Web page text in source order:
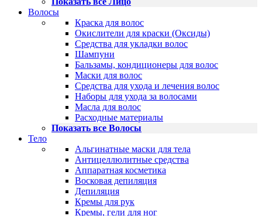
Волосы
Краска для волос
Окислители для краски (Оксиды)
Средства для укладки волос
Шампуни
Бальзамы, кондиционеры для волос
Маски для волос
Средства для ухода и лечения волос
Наборы для ухода за волосами
Масла для волос
Расходные материалы
Показать все Волосы
Тело
Альгинатные маски для тела
Антицеллюлитные средства
Аппаратная косметика
Восковая депиляция
Депиляция
Кремы для рук
Кремы, гели для ног